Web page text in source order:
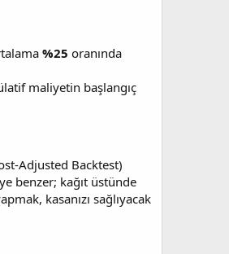
%25 oranında
maliyetin başlangıç
Adjusted Backtest)
benzer; kağıt üstünde
kasanızı sağlıyacak